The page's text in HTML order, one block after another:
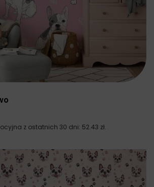
z ostatnich 30 dni: 52.43 zł.